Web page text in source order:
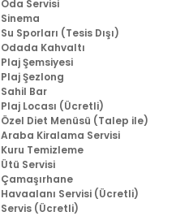
Oda Servisi
Sinema
Su Sporları (Tesis Dışı)
Odada Kahvaltı
Plaj Şemsiyesi
Plaj Şezlong
Sahil Bar
Plaj Locası (Ücretli)
Özel Diet Menüsü (Talep ile)
Araba Kiralama Servisi
Kuru Temizleme
Ütü Servisi
Çamaşırhane
Havaalanı Servisi (Ücretli)
Servis (Ücretli)